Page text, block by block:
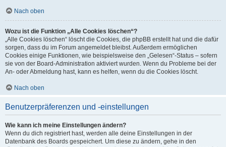
Nach oben
Wozu ist die Funktion „Alle Cookies löschen“?
„Alle Cookies löschen“ löscht die Cookies, die phpBB erstellt hat und die dafür
sorgen, dass du im Forum angemeldet bleibst. Außerdem ermöglichen
Cookies einige Funktionen, wie beispielsweise den „Gelesen“-Status – sofern
sie von der Board-Administration aktiviert wurden. Wenn du Probleme bei der
An- oder Abmeldung hast, kann es helfen, wenn du die Cookies löscht.
Nach oben
Benutzerpräferenzen und -einstellungen
Wie kann ich meine Einstellungen ändern?
Wenn du dich registriert hast, werden alle deine Einstellungen in der
Datenbank des Boards gespeichert. Um diese zu ändern, gehe in den